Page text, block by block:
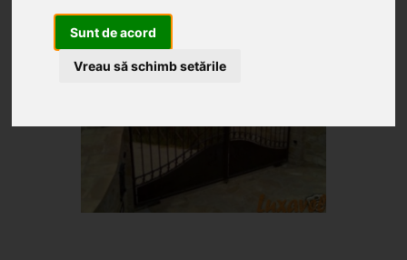
Sunt de acord
Vreau să schimb setările